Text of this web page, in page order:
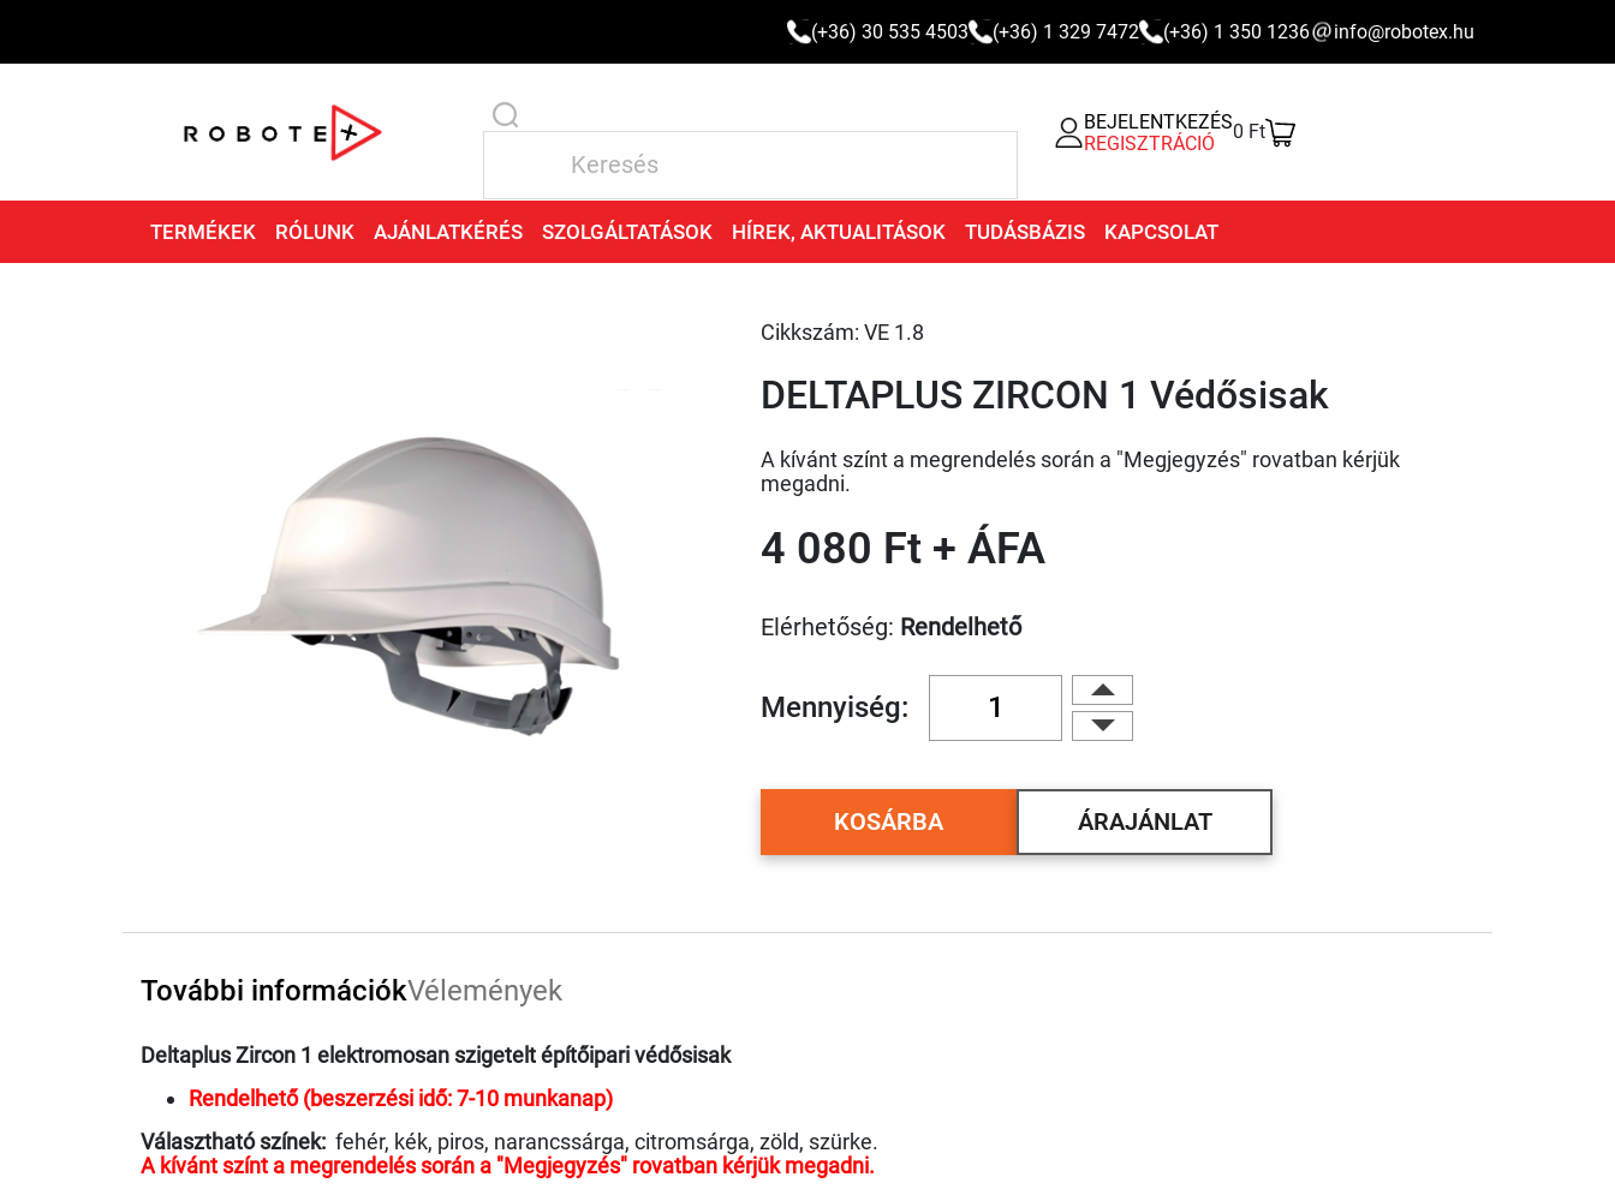
(+36) 30 535 4503 (+36) 1 329 7472 (+36) 1 350 1236 info@robotex.hu
BEJELENTKEZÉS
REGISZTRÁCIÓ
0 Ft
TERMÉKEK RÓLUNK AJÁNLATKÉRÉS SZOLGÁLTATÁSOK HÍREK, AKTUALITÁSOK TUDÁSBÁZIS KAPCSOLAT
Cikkszám: VE 1.8
DELTAPLUS ZIRCON 1 Védősisak
A kívánt színt a megrendelés során a "Megjegyzés" rovatban kérjük
megadni.
4 080 Ft + ÁFA
Elérhetőség: Rendelhető
Mennyiség:
KOSÁRBA ÁRAJÁNLAT
További információkVélemények
Deltaplus Zircon 1 elektromosan szigetelt építőipari védősisak
Rendelhető (beszerzési idő: 7-10 munkanap)
Választható színek: fehér, kék, piros, narancssárga, citromsárga, zöld, szürke.
A kívánt színt a megrendelés során a "Megjegyzés" rovatban kérjük megadni.